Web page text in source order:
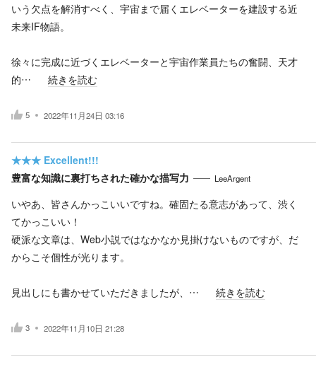
いう欠点を解消すべく、宇宙まで届くエレベーターを建設する近
未来IF物語。
徐々に完成に近づくエレベーターと宇宙作業員たちの奮闘、天才
的…
続きを読む
5 2022年11月24日 03:16
★★★ Excellent!!!
豊富な知識に裏打ちされた確かな描写力
LeeArgent
いやあ、皆さんかっこいいですね。確固たる意志があって、渋く
てかっこいい！
硬派な文章は、Web小説ではなかなか見掛けないものですが、だ
からこそ個性が光ります。
見出しにも書かせていただきましたが、… 続きを読む
3 2022年11月10日 21:28